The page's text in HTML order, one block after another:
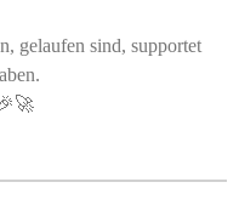
gelaufen sind, supportet